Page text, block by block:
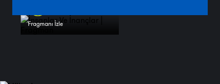
Fragmanı İzle